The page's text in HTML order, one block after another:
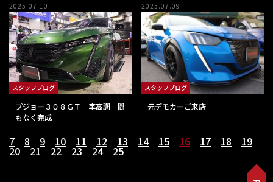
2025.07.10
スタッフブログ
プジョー３０８ＧＴ 車高調 間
もなく完成
2025.07.09
スタッフブログ
元デモカーご来店
7 8 9 10 11 12 13 14 15 16 17 18 19
20 21 22 23 24 25